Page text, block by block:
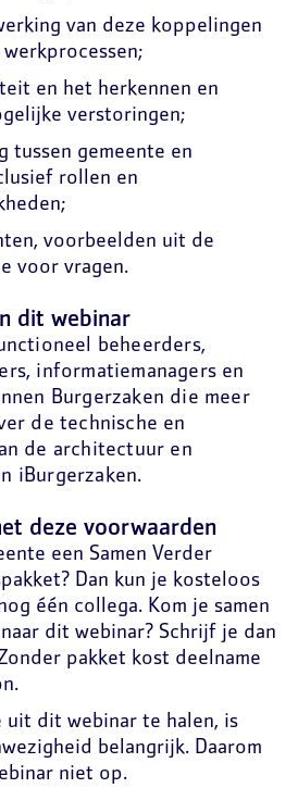
van deze koppelingen
en het herkennen en
verstoringen;
tussen gemeente en
rollen en
voorbeelden uit de
voor vragen.
dit webinar
beheerders,
informatiemanagers en
Burgerzaken die meer
de technische en
de architectuur en
iBurgerzaken.
deze voorwaarden
een Samen Verder
Dan kun je kosteloos
één collega. Kom je samen
dit webinar? Schrijf je dan
pakket kost deelname
uit dit webinar te halen, is
belangrijk. Daarom
niet op.